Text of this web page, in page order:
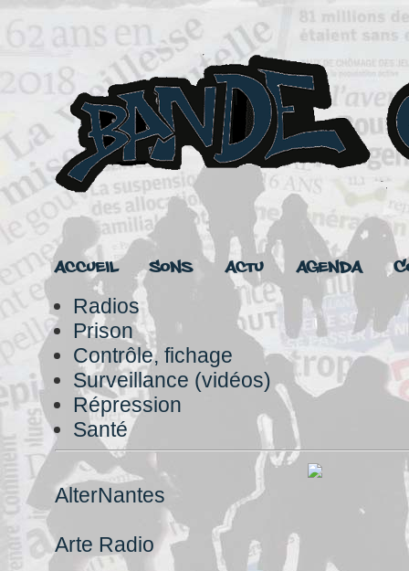
Accueil Sons Actu Agenda
Radios
Prison
Contrôle, fichage
Surveillance (vidéos)
Répression
Santé
AlterNantes
Arte Radio